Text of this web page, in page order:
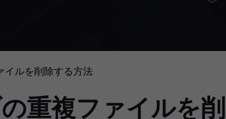
イルを削除する方法
重複ファイルを